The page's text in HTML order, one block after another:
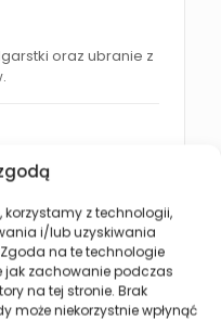
korzystamy z technologii,
i/lub uzyskiwania
na te technologie
jak zachowanie podczas
na tej stronie. Brak
może niekorzystnie wpłynąć
oraz ubranie z
i piżma
wiele godzin